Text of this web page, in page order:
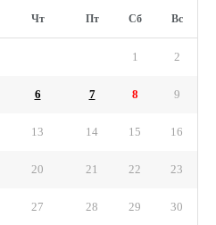
Чт Пт Сб Вс
1 2
6 7 8 9
13 14 15 16
20 21 22 23
27 28 29 30